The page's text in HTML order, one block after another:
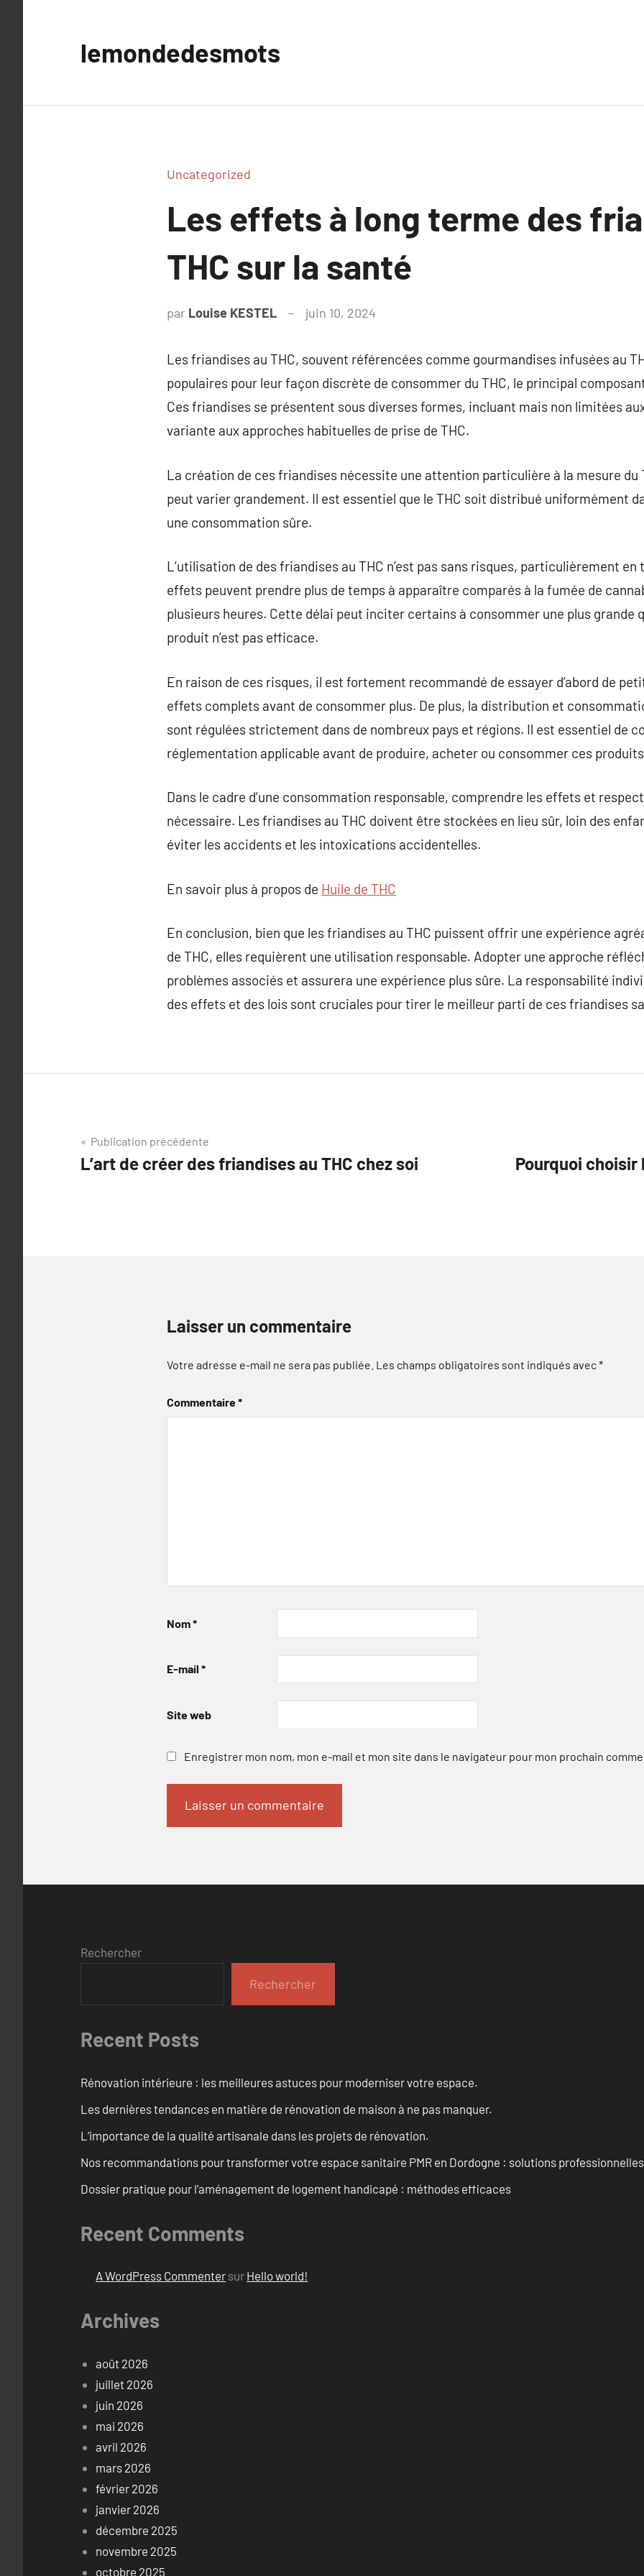
lemondedesmots
Uncategorized
Les effets à long terme des
THC sur la santé
par Louise KESTEL juin 10, 2024
Les friandises au THC, souvent référencées comme gourmandises infusées au
populaires pour leur façon discrète de consommer du THC, le principal
Ces friandises se présentent sous diverses formes, incluant mais non limitées
variante aux approches habituelles de prise de THC.
La création de ces friandises nécessite une attention particulière à la mesure du
peut varier grandement. Il est essentiel que le THC soit distribué uniformément
une consommation sûre.
L’utilisation de des friandises au THC n’est pas sans risques, particulièrement en
effets peuvent prendre plus de temps à apparaître comparés à la fumée de
plusieurs heures. Cette délai peut inciter certains à consommer une plus grande
produit n’est pas efficace.
En raison de ces risques, il est fortement recommandé de essayer d’abord de
effets complets avant de consommer plus. De plus, la distribution et
sont régulées strictement dans de nombreux pays et régions. Il est essentiel de
réglementation applicable avant de produire, acheter ou consommer ces
Dans le cadre d’une consommation responsable, comprendre les effets et
nécessaire. Les friandises au THC doivent être stockées en lieu sûr, loin des
éviter les accidents et les intoxications accidentelles.
En savoir plus à propos de Huile de THC
En conclusion, bien que les friandises au THC puissent offrir une expérience
de THC, elles requièrent une utilisation responsable. Adopter une approche
problèmes associés et assurera une expérience plus sûre. La responsabilité
des effets et des lois sont cruciales pour tirer le meilleur parti de ces friandises
Navigation
de
Publication précédente
L’art de créer des friandises au THC chez soi
Pourquoi choisir
Laisser un commentaire
Votre adresse e-mail ne sera pas publiée. Les champs obligatoires sont indiqués avec*
Commentaire*
Nom*
E-mail *
Site web
Enregistrer mon nom, mon e-mail et mon site dans le navigateur pour mon prochain
Rechercher
Rechercher
Recent Posts
Rénovation intérieure : les meilleures astuces pour moderniser votre espace.
Les dernières tendances en matière de rénovation de maison à ne pas manquer.
L’importance de la qualité artisanale dans les projets de rénovation.
Nos recommandations pour transformer votre espace sanitaire PMR en Dordogne : solutions professionnelles
Dossier pratique pour l’aménagement de logement handicapé : méthodes efficaces
Recent Comments
A WordPress Commenter sur Hello world!
Archives
août 2026
juillet 2026
juin 2026
mai 2026
avril 2026
mars 2026
février 2026
janvier 2026
décembre 2025
novembre 2025
octobre 2025